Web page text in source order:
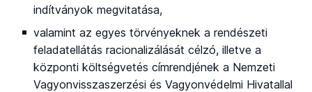
indítványok megvitatása,
valamint az egyes törvényeknek a rendészeti
feladatellátás racionalizálását célzó, illetve a
központi költségvetés címrendjének a Nemzeti
Vagyonvisszaszerzési és Vagyonvédelmi Hivatallal